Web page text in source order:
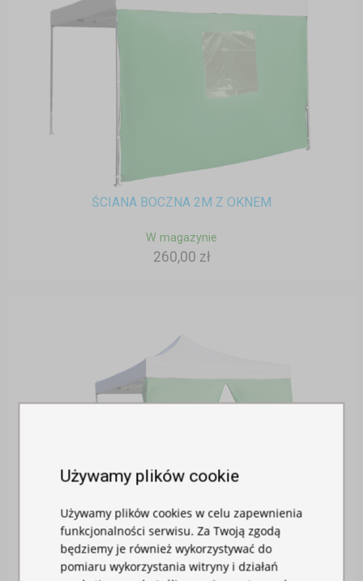
ŚCIANA BOCZNA 2M Z OKNEM
W magazynie
260,00 zł
ŚCIANA BOCZNA 2M Z DRZWIAMI
Używamy plików cookie
Używamy plików cookies w celu zapewnienia
funkcjonalności serwisu. Za Twoją zgodą
będziemy je również wykorzystywać do
pomiaru wykorzystania witryny i działań